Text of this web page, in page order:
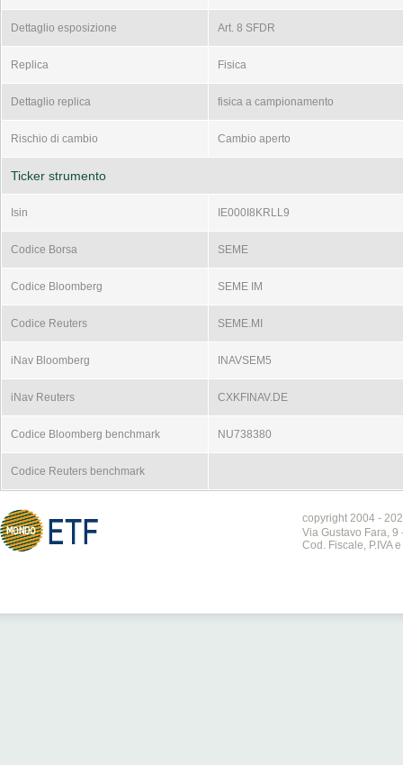
Dettaglio esposizione Art. 8 SFDR
Replica Fisica
Dettaglio replica fisica a campionamento
Rischio di cambio Cambio aperto
Ticker strumento
Isin IE000I8KRLL9
Codice Borsa SEME
Codice Bloomberg SEME IM
Codice Reuters SEME.MI
iNav Bloomberg INAVSEM5
iNav Reuters CXKFINAV.DE
Codice Bloomberg benchmark NU738380
Codice Reuters benchmark
copyright 2004 -
Via Gustavo Fara, 9
Cod. Fiscale, P.IVA